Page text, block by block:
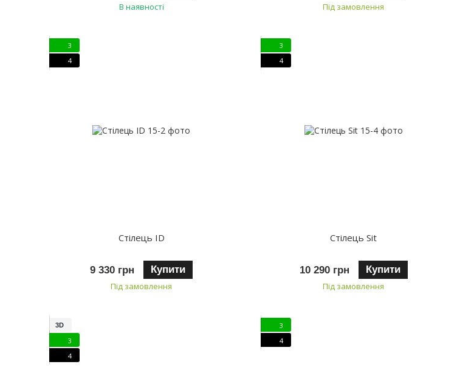
В наявності Під замовлення
3
4
Стілець ID
9 330 грн Купити
Під замовлення
3
4
Стілець Sit
10 290 грн Купити
Під замовлення
3D
3
4
3
4